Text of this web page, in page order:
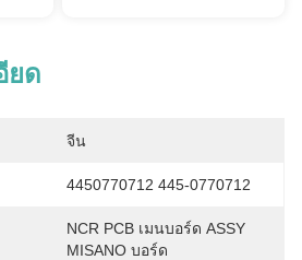
ยด
จีน
4450770712 445-0770712
NCR PCB เมนบอร์ด ASSY
MISANO บอร์ด